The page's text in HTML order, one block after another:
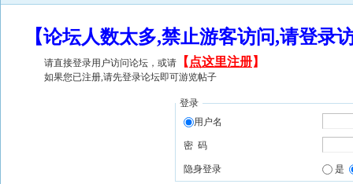
【论坛人数太多,禁止游客访问,请登
请直接登录用户访问论坛，或请 【 点这里注册】
如果您已注册,请先登录论坛即可游览帖子
登录
用户名
密 码
隐身登录 是